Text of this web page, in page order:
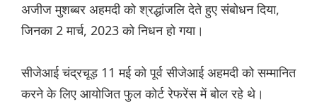
अजीज मुशब्बर अहमदी को श्रद्धांजलि देते हुए संबोधन दिया,
जिनका 2 मार्च, 2023 को निधन हो गया।
सीजेआई चंद्रचूड़ 11 मई को पूर्व सीजेआई अहमदी को सम्मानित
करने के लिए आयोजित फुल कोर्ट रेफरेंस में बोल रहे थे।